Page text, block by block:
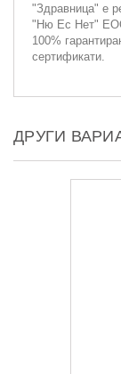
"Здравница" е
"Ню Ес Нет"
100%
сертификати.
ДРУГИ